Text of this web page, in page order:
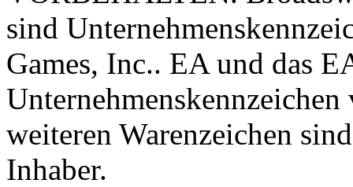
sind
Games, Inc.. EA und das
weiteren Warenzeichen
Inhaber.